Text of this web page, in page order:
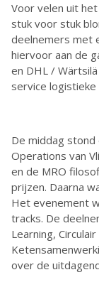
Voor velen uit
stuk voor stuk
deelnemers met
hiervoor aan de
en DHL /
service
De middag
Operations van
en de MRO
prijzen. Daarna
Het evenement
tracks. De
Learning,
over de